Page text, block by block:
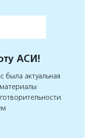
АСИ!
актуальная